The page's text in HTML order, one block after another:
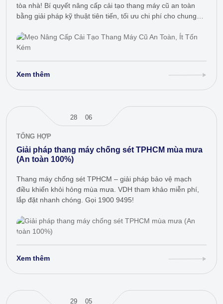
tòa nhà! Bí quyết nâng cấp cải tạo thang máy cũ an toàn
bằng giải pháp kỹ thuật tiên tiến, tối ưu chi phí cho chung
Xem thêm
28 06
TỔNG HỢP
Giải pháp thang máy chống sét TPHCM mùa mưa
(An toàn 100%)
Thang máy chống sét TPHCM – giải pháp bảo vệ mạch
điều khiển khỏi hỏng mùa mưa. VDH tham khảo miễn phí,
lắp đặt nhanh chóng. Gọi 1900 9495!
Xem thêm
29 05